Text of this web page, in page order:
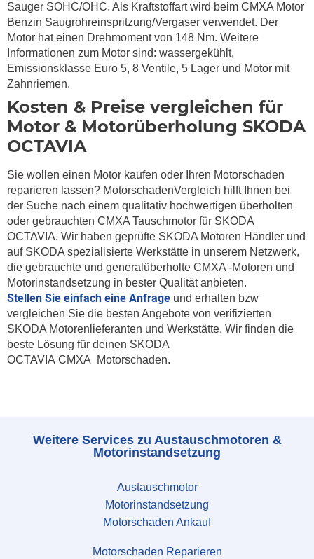
Sauger SOHC/OHC. Als Kraftstoffart wird beim CMXA Motor
Benzin Saugrohreinspritzung/Vergaser verwendet. Der
Motor hat einen Drehmoment von 148 Nm. Weitere
Informationen zum Motor sind: wassergekühlt,
Emissionsklasse Euro 5, 8 Ventile, 5 Lager und Motor mit
Zahnriemen.
Kosten & Preise vergleichen für
Motor & Motorüberholung SKODA
OCTAVIA
Sie wollen einen Motor kaufen oder Ihren Motorschaden
reparieren lassen? MotorschadenVergleich hilft Ihnen bei
der Suche nach einem qualitativ hochwertigen überholten
oder gebrauchten CMXA Tauschmotor für SKODA
OCTAVIA. Wir haben geprüfte SKODA Motoren Händler und
auf SKODA spezialisierte Werkstätte in unserem Netzwerk,
die gebrauchte und generalüberholte CMXA -Motoren und
Motorinstandsetzung in bester Qualität anbieten.
Stellen Sie einfach eine Anfrage und erhalten bzw
vergleichen Sie die besten Angebote von verifizierten
SKODA Motorenlieferanten und Werkstätte. Wir finden die
beste Lösung für deinen SKODA
OCTAVIA CMXA Motorschaden.
Weitere Services zu Austauschmotoren &
Motorinstandsetzung
Austauschmotor
Motorinstandsetzung
Motorschaden Ankauf
Motorschaden Reparieren